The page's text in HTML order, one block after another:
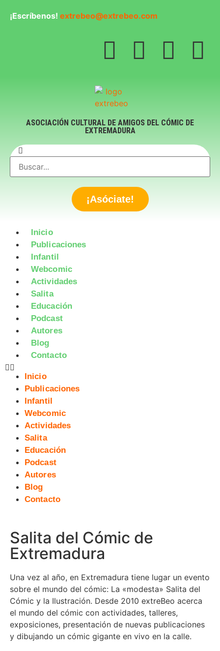
¡Escríbenos! extrebeo@extrebeo.com
ASOCIACIÓN CULTURAL DE AMIGOS DEL CÓMIC DE
EXTREMADURA
¡Asóciate!
Inicio
Publicaciones
Infantil
Webcomic
Actividades
Salita
Educación
Podcast
Autores
Blog
Contacto
Inicio
Publicaciones
Infantil
Webcomic
Actividades
Salita
Educación
Podcast
Autores
Blog
Contacto
Salita del Cómic de
Extremadura
Una vez al año, en Extremadura tiene lugar un evento
sobre el mundo del cómic: La «modesta» Salita del
Cómic y la Ilustración. Desde 2010 extreBeo acerca
el mundo del cómic con actividades, talleres,
exposiciones, presentación de nuevas publicaciones
y dibujando un cómic gigante en vivo en la calle.